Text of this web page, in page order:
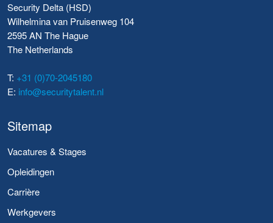
Security Delta (HSD)
Wilhelmina van Pruisenweg 104
2595 AN The Hague
The Netherlands
T: +31 (0)70-2045180
E: info@securitytalent.nl
Sitemap
Vacatures & Stages
Opleidingen
Carrière
Werkgevers